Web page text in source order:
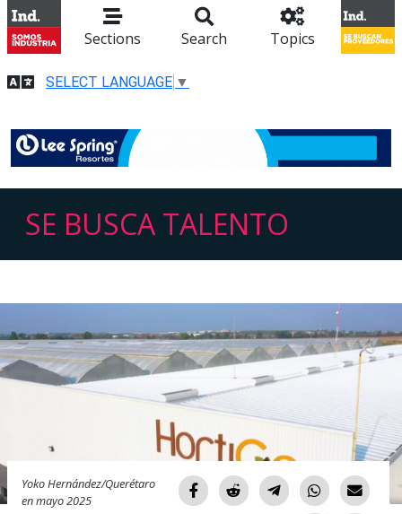
Sections Search Topics
SELECT LANGUAGE ▼
SE BUSCA TALENTO
Yoko Hernández/Querétaro
en mayo 2025